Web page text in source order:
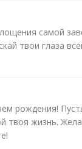
самой
твои глаза
рождения!
твоя жизнь.